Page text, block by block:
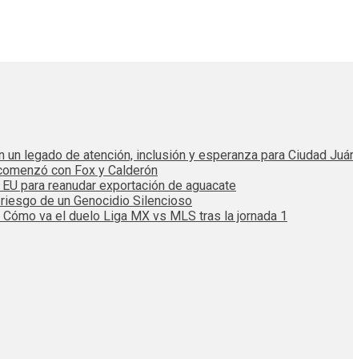
legado de atención, inclusión y esperanza para Ciudad
con Fox y Calderón
para reanudar exportación de aguacate
de un Genocidio Silencioso
va el duelo Liga MX vs MLS tras la jornada 1